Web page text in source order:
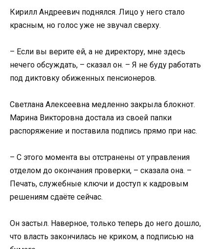
Кирилл Андреевич поднялся. Лицо у него стало
красным, но голос уже не звучал сверху.
– Если вы верите ей, а не директору, мне здесь
нечего обсуждать, – сказал он. – Я не буду работать
под диктовку обиженных пенсионеров.
Светлана Алексеевна медленно закрыла блокнот.
Марина Викторовна достала из своей папки
распоряжение и поставила подпись прямо при нас.
– С этого момента вы отстранены от управления
отделом до окончания проверки, – сказала она. –
Печать, служебные ключи и доступ к кадровым
решениям сдаёте сейчас.
Он застыл. Наверное, только теперь до него дошло,
что власть закончилась не криком, а подписью на